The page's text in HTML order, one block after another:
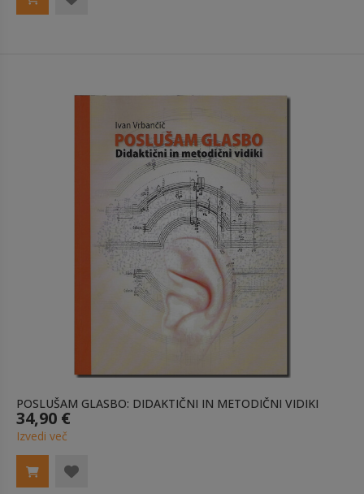
POSLUŠAM GLASBO: DIDAKTIČNI IN METODIČNI VIDIKI
34,90 €
Izvedi več